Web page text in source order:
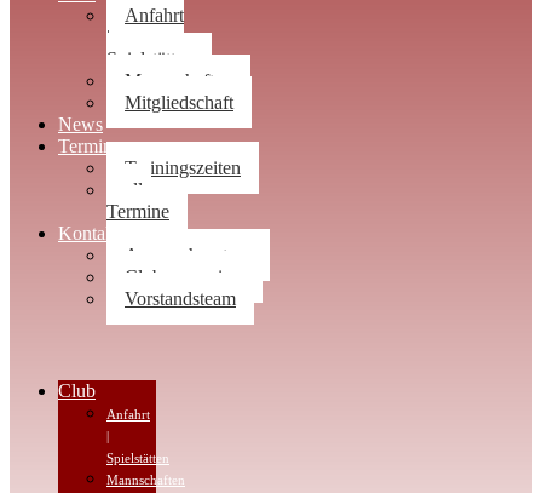
Anfahrt
|
Spielstätten
Mannschaften
Mitgliedschaft
News
Termine
Trainingszeiten
alle
Termine
Kontakt
Ansprechpartner
Clubwegweiser
Vorstandsteam
Club
Anfahrt
|
Spielstätten
Mannschaften